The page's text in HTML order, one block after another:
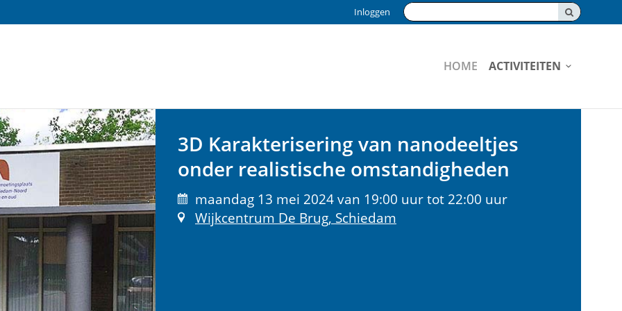
Zoeken:
Inloggen
HOME ACTIVITEITEN
3D Karakterisering van nanodeeltjes
onder realistische omstandigheden
maandag 13 mei 2024 van 19:00 uur tot 22:00 uur
Wijkcentrum De Brug, Schiedam